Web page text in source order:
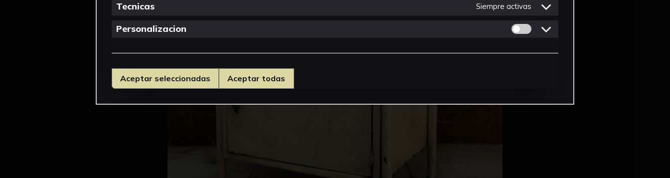
Tecnicas Siempre activas
Personalizacion Permitir cookies de Personalizacion
Aceptar seleccionadas Aceptar todas